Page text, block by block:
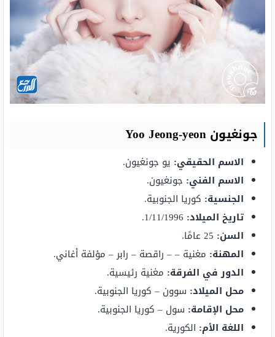
جونغيون Yoo Jeong-yeon
الاسم الحقيقي: يو جونغيون.
الاسم الفني: جونغيون.
الجنسية: كوريا الجنوبية.
تاريخ الميلاد:
السن: 25 عامًا.
المهنة: مغنية – – راقصة – رابر – مؤلفة أغاني.
الدور في الفرقة: مغنية رئيسية.
محل الميلاد: سوون – كوريا الجنوبية.
محل الإقامة: سول – كوريا الجنوبية.
اللغة الأم: الكورية.